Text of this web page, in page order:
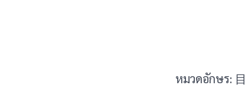
หมวดอักษร: 目